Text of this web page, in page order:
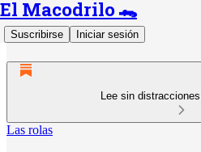
El Macodrilo 🐊
Suscribirse Iniciar sesión
Lee sin
Las rolas